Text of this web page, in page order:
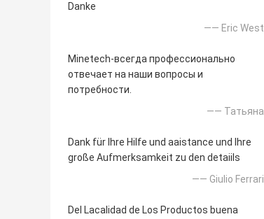
Danke
—— Eric West
Minetech-всегда профессионально
отвечает на наши вопросы и
потребности.
—— Татьяна
Dank für Ihre Hilfe und aaistance und Ihre
große Aufmerksamkeit zu den detaiils
—— Giulio Ferrari
Del Lacalidad de Los Productos buena